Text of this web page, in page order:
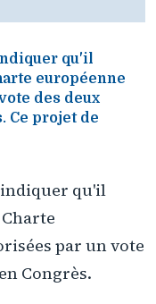
qu'il
européenne
des deux
Ce projet de
qu'il
par un vote
Congrès.